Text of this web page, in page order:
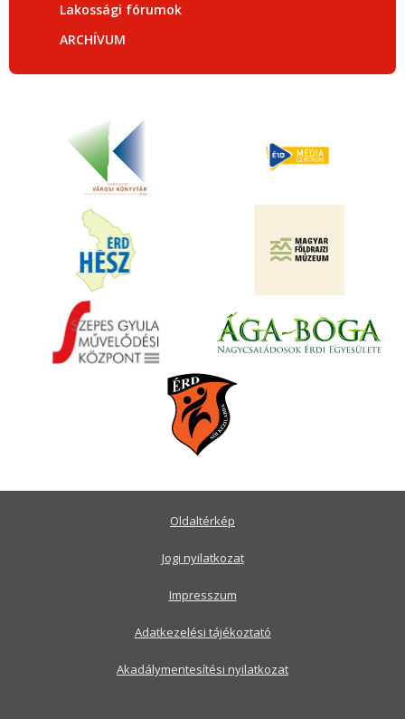
Lakossági fórumok
ARCHÍVUM
Oldaltérkép
Jogi nyilatkozat
Impresszum
Adatkezelési tájékoztató
Akadálymentesítési nyilatkozat